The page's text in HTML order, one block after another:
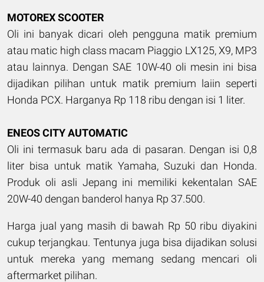
MOTOREX SCOOTER
Oli ini banyak dicari oleh pengguna matik premium
atau matic high class macam Piaggio LX125, X9, MP3
atau lainnya. Dengan SAE 10W-40 oli mesin ini bisa
dijadikan pilihan untuk matik premium laiin seperti
Honda PCX. Harganya Rp 118 ribu dengan isi 1 liter.
ENEOS CITY AUTOMATIC
Oli ini termasuk baru ada di pasaran. Dengan isi 0,8
liter bisa untuk matik Yamaha, Suzuki dan Honda.
Produk oli asli Jepang ini memiliki kekentalan SAE
20W-40 dengan banderol hanya Rp 37.500.
Harga jual yang masih di bawah Rp 50 ribu diyakini
cukup terjangkau. Tentunya juga bisa dijadikan solusi
untuk mereka yang memang sedang mencari oli
aftermarket pilihan.